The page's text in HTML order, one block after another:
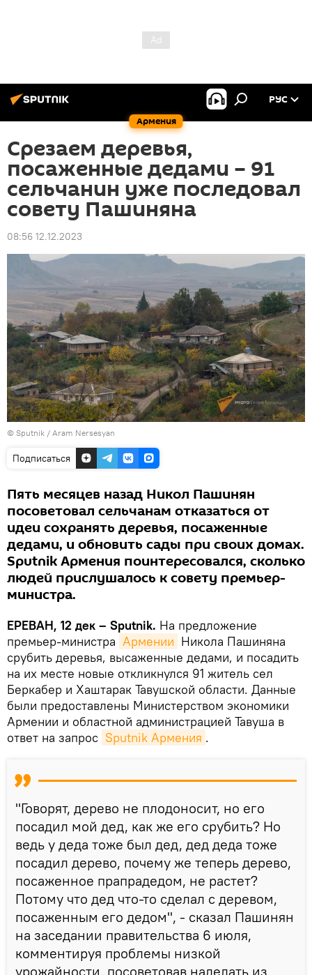
Армения
РУС
Срезаем деревья,
посаженные дедами – 91
сельчанин уже последовал
совету Пашиняна
08:56 12.12.2023
© Sputnik / Aram Nersesyan
Подписаться
Пять месяцев назад Никол Пашинян
посоветовал сельчанам отказаться от
идеи сохранять деревья, посаженные
дедами, и обновить сады при своих домах.
Sputnik Армения поинтересовался, сколько
людей прислушалось к совету премьер-
министра.
ЕРЕВАН, 12 дек – Sputnik. На предложение
премьер-министра Армении Никола Пашиняна
срубить деревья, высаженные дедами, и посадить
на их месте новые откликнулся 91 житель сел
Беркабер и Хаштарак Тавушской области. Данные
были предоставлены Министерством экономики
Армении и областной администрацией Тавуша в
ответ на запрос Sputnik Армения .
"Говорят, дерево не плодоносит, но его
посадил мой дед, как же его срубить? Но
ведь у деда тоже был дед, дед деда тоже
посадил дерево, почему же теперь дерево,
посаженное прапрадедом, не растет?
Потому что дед что-то сделал с деревом,
посаженным его дедом", - сказал Пашинян
на заседании правительства 6 июля,
комментируя проблемы низкой
урожайности, посоветовав наделать из